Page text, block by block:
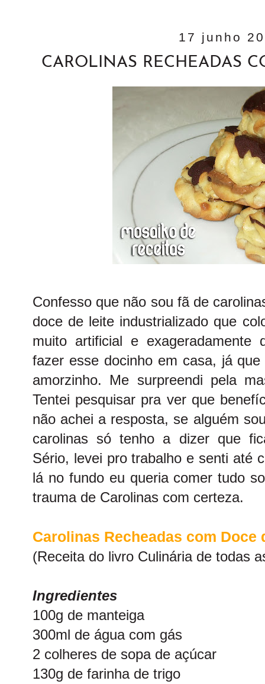
17 junho
CAROLINAS RECHEADAS
Confesso que não sou fã de
doce de leite industrializado que
muito artificial e exageradamente
fazer esse docinho em casa, já
amorzinho. Me surpreendi pela
Tentei pesquisar pra ver que
não achei a resposta, se alguém
carolinas só tenho a dizer que
Sério, levei pro trabalho e senti até
lá no fundo eu queria comer tudo
trauma de Carolinas com certeza.
Carolinas Recheadas com Doce
(Receita do livro Culinária de todas
Ingredientes
100g de manteiga
300ml de água com gás
2 colheres de sopa de açúcar
130g de farinha de trigo